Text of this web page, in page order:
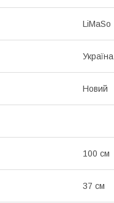
LiMaSo
Україна
Новий
100 см
37 см